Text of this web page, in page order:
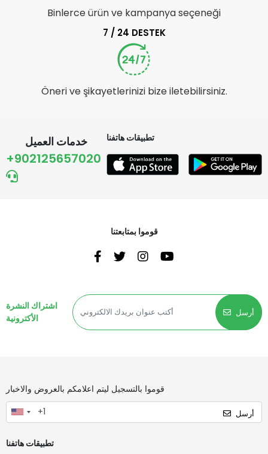
Binlerce ürün ve kampanya seçeneği
7 / 24 DESTEK
Öneri ve şikayetlerinizi bize iletebilirsiniz.
خدمات العميل
+902125657020
تطبيقات هاتفنا
قوموا بمتابعتنا
اشتراك النشرة
الأكترونية
أرسل
قوموا بالتسجيل ليتم اعلامكم بالعروض والاخبار
أرسل
تطبيقات هاتفنا